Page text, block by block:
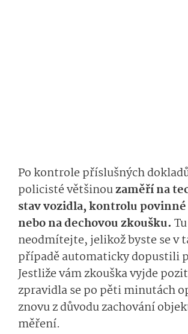
Po kontrole příslušných
policisté většinouzaměří na
stav vozidla, kontrolu povinné
nebo na dechovou zkoušku.
neodmítejte, jelikož byste se v
případě automaticky dopustili
Jestliže vám zkouška vyjde
zpravidla se po pěti minutách
znovu z důvodu zachování
měření.